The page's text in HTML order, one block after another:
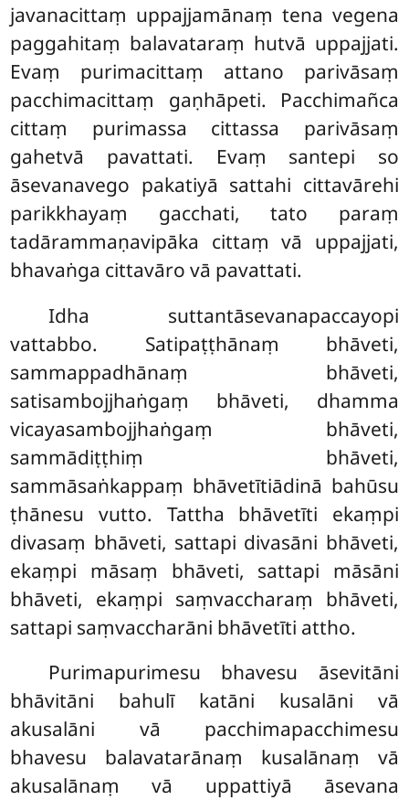
javanacittaṃ uppajjamānaṃ tena vegena
paggahitaṃ balavataraṃ hutvā uppajjati.
Evaṃ purimacittaṃ attano parivāsaṃ
pacchimacittaṃ gaṇhāpeti. Pacchimañca
cittaṃ purimassa cittassa parivāsaṃ
gahetvā pavattati. Evaṃ santepi so
āsevanavego pakatiyā sattahi cittavārehi
parikkhayaṃ gacchati, tato paraṃ
tadārammaṇavipāka cittaṃ vā uppajjati,
bhavaṅga cittavāro vā pavattati.
Idha suttantāsevanapaccayopi
vattabbo. Satipaṭṭhānaṃ bhāveti,
sammappadhānaṃ bhāveti,
satisambojjhaṅgaṃ bhāveti, dhamma
vicayasambojjhaṅgaṃ bhāveti,
sammādiṭṭhiṃ bhāveti,
sammāsaṅkappaṃ bhāvetītiādinā bahūsu
ṭhānesu vutto. Tattha bhāvetīti ekaṃpi
divasaṃ bhāveti, sattapi divasāni bhāveti,
ekaṃpi māsaṃ bhāveti, sattapi māsāni
bhāveti, ekaṃpi saṃvaccharaṃ bhāveti,
sattapi saṃvaccharāni bhāvetīti attho.
Purimapurimesu bhavesu āsevitāni
bhāvitāni bahulī katāni kusalāni vā
akusalāni vā pacchimapacchimesu
bhavesu balavatarānaṃ kusalānaṃ vā
akusalānaṃ vā uppattiyā āsevana